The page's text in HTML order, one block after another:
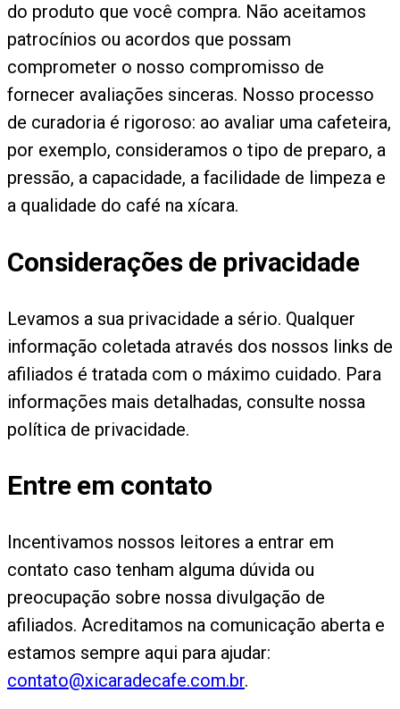
do produto que você compra. Não aceitamos
patrocínios ou acordos que possam
comprometer o nosso compromisso de
fornecer avaliações sinceras. Nosso processo
de curadoria é rigoroso: ao avaliar uma cafeteira,
por exemplo, consideramos o tipo de preparo, a
pressão, a capacidade, a facilidade de limpeza e
a qualidade do café na xícara.
Considerações de privacidade
Levamos a sua privacidade a sério. Qualquer
informação coletada através dos nossos links de
afiliados é tratada com o máximo cuidado. Para
informações mais detalhadas, consulte nossa
política de privacidade.
Entre em contato
Incentivamos nossos leitores a entrar em
contato caso tenham alguma dúvida ou
preocupação sobre nossa divulgação de
afiliados. Acreditamos na comunicação aberta e
estamos sempre aqui para ajudar:
contato@xicaradecafe.com.br.